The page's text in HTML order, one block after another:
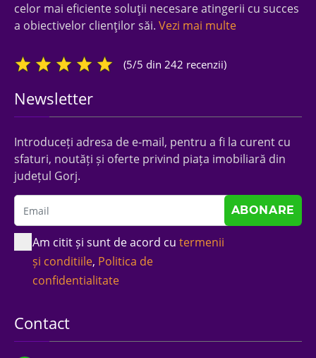
celor mai eficiente soluţii necesare atingerii cu succes
a obiectivelor clienţilor săi. Vezi mai multe
(5/5 din 242 recenzii)
Newsletter
Introduceți adresa de e-mail, pentru a fi la curent cu
sfaturi, noutăți și oferte privind piața imobiliară din
județul Gorj.
Am citit și sunt de acord cu termenii
și conditiile, Politica de
confidentialitate
Contact